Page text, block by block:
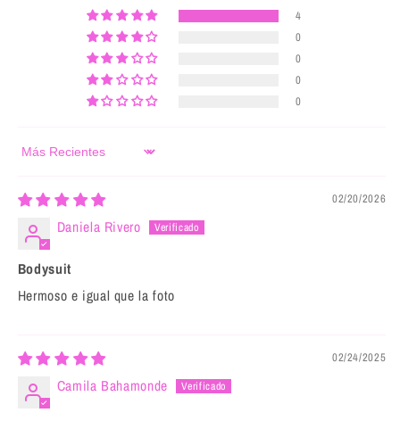
4
0
0
0
0
Sort by
02/20/2026
Daniela Rivero
Bodysuit
Hermoso e igual que la foto
02/24/2025
Camila Bahamonde